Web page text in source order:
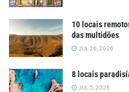
10 locais
das multidões
JUL 26, 2026
8 locais
JUL 5, 2026